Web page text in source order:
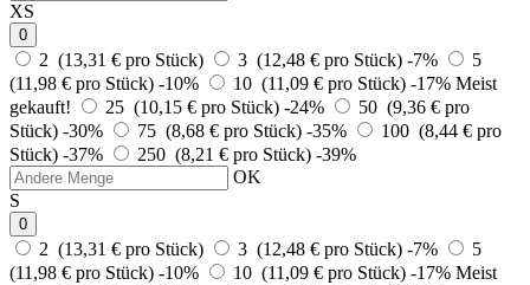
XS
0
2 (13,31 € pro Stück) 3 (12,48 € pro Stück) -7%
5
(11,98 € pro Stück) -10% 10 (11,09 € pro Stück) -17% Meist
gekauft!
25 (10,15 € pro Stück) -24%
50 (9,36 € pro
Stück) -30% 75 (8,68 € pro Stück) -35%
100 (8,44 € pro
Stück) -37% 250 (8,21 € pro Stück) -39%
OK
S
0
2 (13,31 € pro Stück) 3 (12,48 € pro Stück) -7%
5
(11,98 € pro Stück) -10% 10 (11,09 € pro Stück) -17% Meist